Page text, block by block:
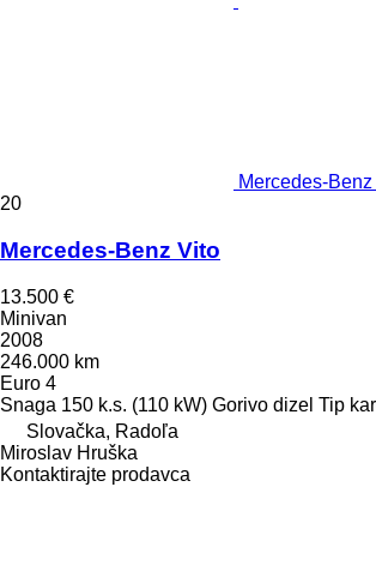
Mercedes-
20
Mercedes-Benz Vito
13.500 €
Minivan
2008
246.000 km
Euro 4
Snaga 150 k.s. (110 kW) Gorivo dizel Tip
Slovačka, Radoľa
Miroslav Hruška
Kontaktirajte prodavca